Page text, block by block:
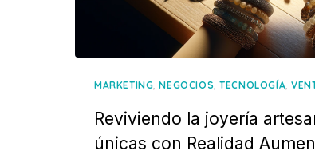
MARKETING,NEGOCIOS,TECNOLOGÍA,
Reviviendo la joyería
únicas con Realidad